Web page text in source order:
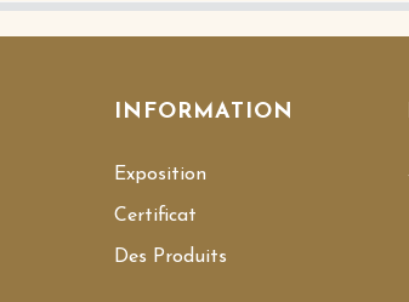
INFORMATION
Exposition
Certificat
Des Produits